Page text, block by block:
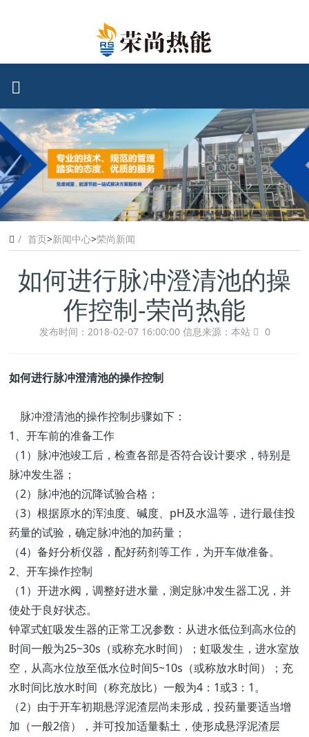
首页>新闻中心>荣尚新闻
如何进行脉冲澄清池的操
作控制-荣尚热能
发布时间：2018-02-07 16:00:00 信息来源：本站 0
如何进行脉冲澄清池的操作控制
脉冲澄清池的操作控制步骤如下：
1、开车前的准备工作
（1）脉冲池竣工后，检查各部是否符合设计要求，特别是
脉冲发生器；
（2）脉冲池的沉降试验合格；
（3）根据原水的浑浊度、碱度、pH及水温等，进行最佳投
药量的试验，确定脉冲池的加药量；
（4）备好分析仪器，配好药剂等工作，为开车做准备。
2、开车操作控制
（1）开进水阀，调整好进水量，测定脉冲发生器工况，并
使处于良好状态。
钟罩式虹吸发生器的正常工况参数：从进水低位到高水位的
时间一般为25~30s（或称充水时间）；虹吸发生，进水室放
空，从高水位放至低水位时间5~10s（或称放水时间）；充
水时间比放水时间（称充放比）一般为4：1或3：1。
（2）由于开车初期悬浮泥渣层尚未形成，投药量要适当增
加（一般2倍），并可投加适量黏土，使形成悬浮泥渣层